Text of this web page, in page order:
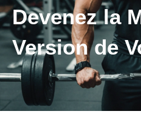
Devenez la
Version de